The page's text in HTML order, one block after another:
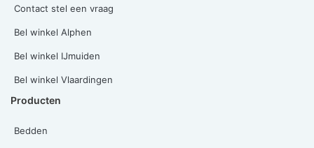
Contact stel een vraag
Bel winkel Alphen
Bel winkel IJmuiden
Bel winkel Vlaardingen
Producten
Bedden